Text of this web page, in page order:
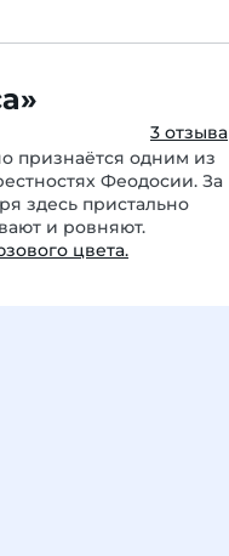
3 отзыва
признаётся одним из
Феодосии. За
здесь пристально
и ровняют.
цвета.